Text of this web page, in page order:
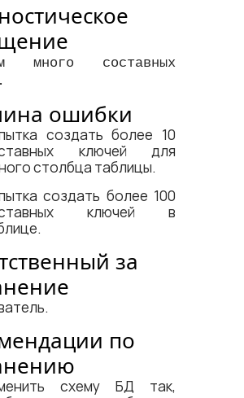
много составных
ошибки
создать более 10
ключей для
столбца таблицы.
создать более 100
ключей в
за
по
схему БД так,